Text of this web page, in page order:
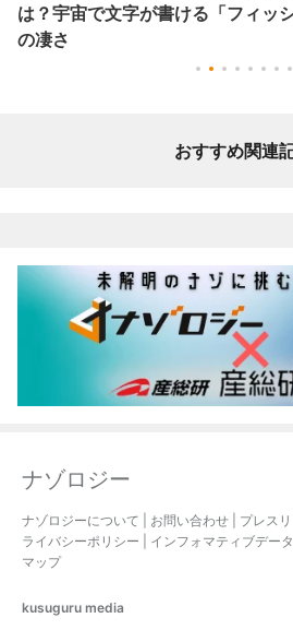
は？宇宙で文字が書ける「フィッ
の凄さ
おすすめ関連
ナゾロジー
ナゾロジーについて お問い合わせ プレス
ライバシーポリシー
インフォマティブデー
マップ
kusuguru media